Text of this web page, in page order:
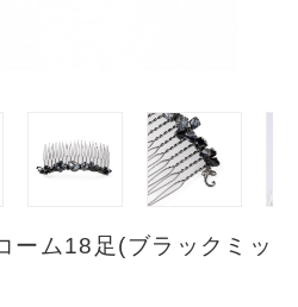
ーム18足(ブラックミッ